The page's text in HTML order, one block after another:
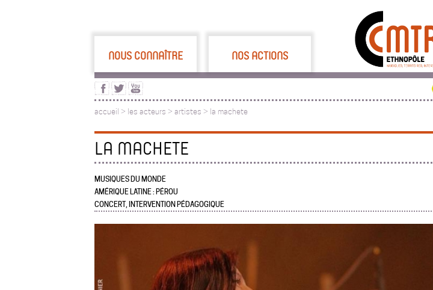
NOUS CONNAÎTRE NOS ACTIONS
accueil > les acteurs > artistes > la machete
LA MACHETE
MUSIQUES DU MONDE
AMÉRIQUE LATINE : PÉROU
CONCERT, INTERVENTION PÉDAGOGIQUE